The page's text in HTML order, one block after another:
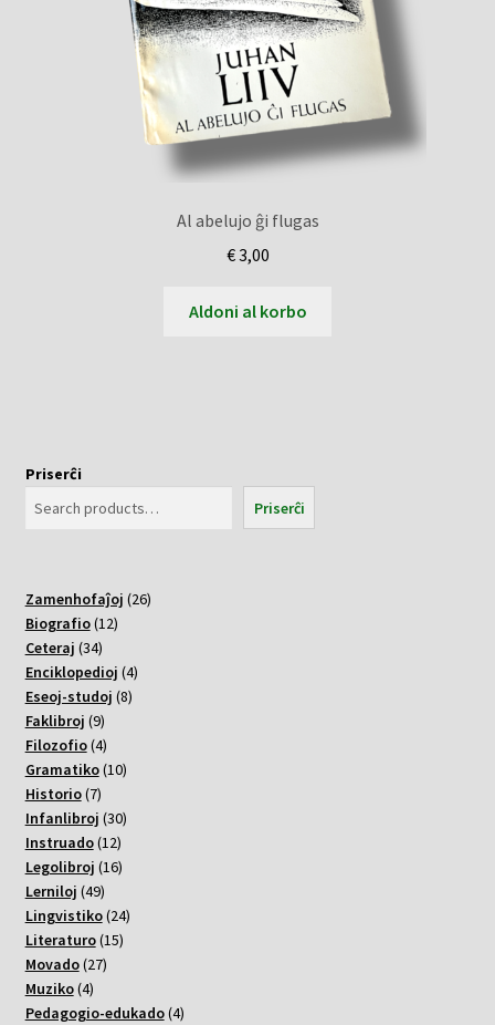
Al abelujo ĝi flugas
€3,00
Aldoni al korbo
Priserĉi
Priserĉi
Zamenhofaĵoj 2626
Biografio 1212
Ceteraj 3434
varoj
Enciklopedioj 44
Eseoj-studoj 88
Faklibroj 99
varoj
Filozofio 44
varoj
Gramatiko 1010
Historio 77
varoj
Infanlibroj 3030
Instruado 1212
varoj
Legolibroj 1616
Lerniloj 4949
varoj
Lingvistiko 2424
Literaturo 1515
Movado 2727
Muziko 44
varoj
Pedagogio-edukado 44